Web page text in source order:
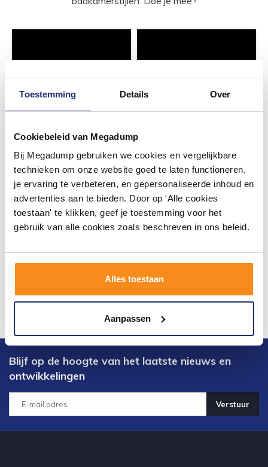
Toestemming Details Over
Cookiebeleid van Megadump
Bij Megadump gebruiken we cookies en vergelijkbare
technieken om onze website goed te laten functioneren,
je ervaring te verbeteren, en gepersonaliseerde inhoud en
advertenties aan te bieden. Door op 'Alle cookies
toestaan' te klikken, geef je toestemming voor het
gebruik van alle cookies zoals beschreven in ons beleid.
Alles toestaan
Aanpassen
Blijf op de hoogte van het laatste nieuws en
ontwikkelingen
Verstuur